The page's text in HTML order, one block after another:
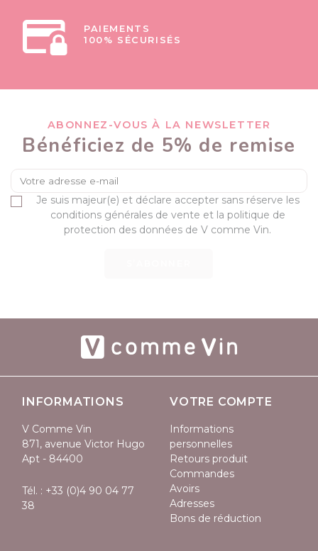
PAIEMENTS
100% SÉCURISÉS
ABONNEZ-VOUS À LA NEWSLETTER
Bénéficiez de 5% de remise
Je suis majeur(e) et déclare accepter sans réserve les
conditions générales de vente et la politique de
protection des données de V comme Vin.
INFORMATIONS
V Comme Vin
871, avenue Victor Hugo
Apt - 84400
Tél. : +33 (0)4 90 04 77
38
VOTRE COMPTE
Informations
personnelles
Retours produit
Commandes
Avoirs
Adresses
Bons de réduction